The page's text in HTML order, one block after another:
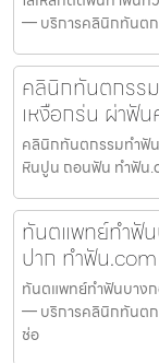
— บริการคลินิกทันตก
คลินิกทันตกรร
เหงือกร่น ผ่าฟั
คลินิกทันตกรรมทำฟั
หินปูน ถอนฟัน ทำฟัน
ทันตแพทย์ทำฟั
ปาก ทำฟัน.com
ทันตแพทย์ทำฟันบาง
— บริการคลินิกทันตก
ช่อ